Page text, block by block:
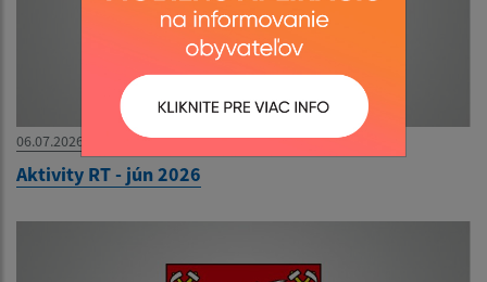
06.07.2026
Aktivity RT - jún 2026